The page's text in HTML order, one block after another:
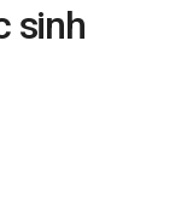
sinh